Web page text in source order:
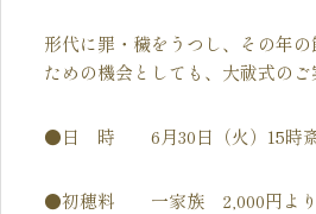
形代に罪・穢をうつし、その年
ための機会としても、大祓式のご
●日 時 6月30日（火）15時
●初穂料 一家族 2,000円より